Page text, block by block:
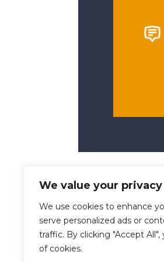
We value your privacy
We use cookies to enhance
serve personalized ads or
traffic. By clicking "Accept
of cookies.